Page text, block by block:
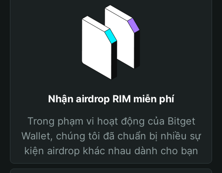
Nhận airdrop RIM miễn phí
Trong phạm vi hoạt động của Bitget
Wallet, chúng tôi đã chuẩn bị nhiều sự
kiện airdrop khác nhau dành cho bạn